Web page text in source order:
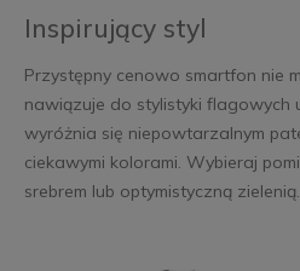
Inspirujący styl
Przystępny cenowo smartfon nie
nawiązuje do stylistyki flagowych
wyróżnia się niepowtarzalnym
ciekawymi kolorami. Wybieraj
srebrem lub optymistyczną zielenią.